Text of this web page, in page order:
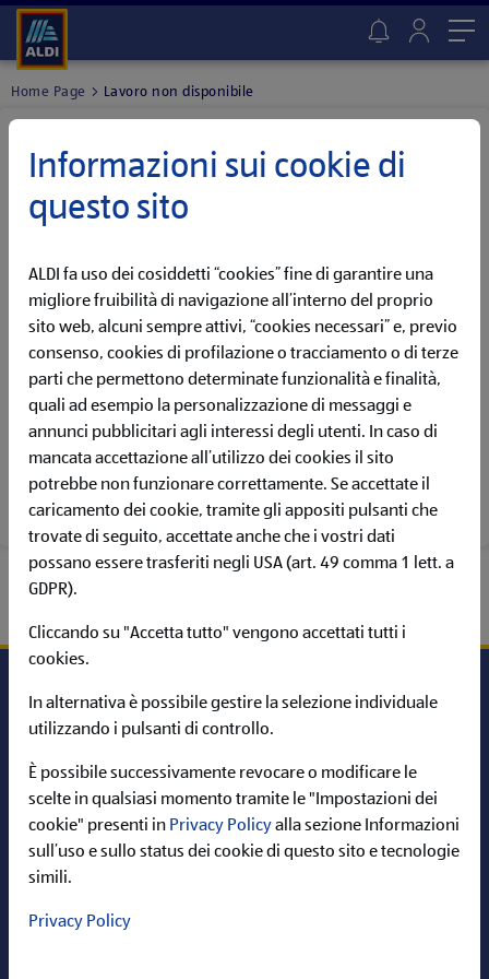
Home Page Lavoro non disponibile
Ci dispiace, abbiamo già chiuso questa offerta di lavoro! Ma
Imposta un Job Alert per ricevere una notifica appena
l'annuncio tornerà online
VAI AL JOB ALERT
Oppure, scopri tutte le opportunità attualmente disponibili
nella nostra sezione dedicata.
POSIZIONI APERTE
Carriera in ALDI
Informazioni
ALDI nel web
Informazioni sui cookie di
questo sito
ALDI fa uso dei cosiddetti “cookies” fine di garantire una
migliore fruibilità di navigazione all’interno del proprio
sito web, alcuni sempre attivi, “cookies necessari” e, previo
consenso, cookies di profilazione o tracciamento o di terze
parti che permettono determinate funzionalità e finalità,
quali ad esempio la personalizzazione di messaggi e
annunci pubblicitari agli interessi degli utenti. In caso di
mancata accettazione all’utilizzo dei cookies il sito
potrebbe non funzionare correttamente. Se accettate il
caricamento dei cookie, tramite gli appositi pulsanti che
trovate di seguito, accettate anche che i vostri dati
possano essere trasferiti negli USA (art. 49 comma 1 lett. a
GDPR).
Cliccando su "Accetta tutto" vengono accettati tutti i
cookies.
In alternativa è possibile gestire la selezione individuale
utilizzando i pulsanti di controllo.
È possibile successivamente revocare o modificare le
scelte in qualsiasi momento tramite le "Impostazioni dei
cookie" presenti in Privacy Policyalla sezione Informazioni
sull’uso e sullo status dei cookie di questo sito e tecnologie
simili.
Privacy Policy